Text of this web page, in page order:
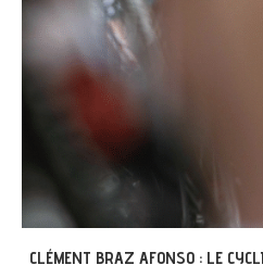
GRÉGOIRE ET L’AVENTURE